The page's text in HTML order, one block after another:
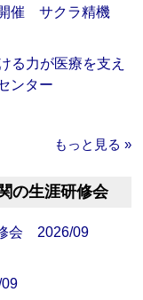
催 サクラ精機
る力が医療を支え
ンター
もっと見る »
の生涯研修会
会 2026/09